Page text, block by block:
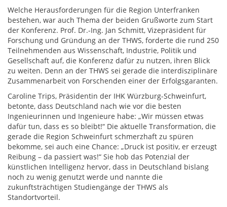
Welche Herausforderungen für die Region Unterfranken
bestehen, war auch Thema der beiden Grußworte zum Start
der Konferenz. Prof. Dr.-Ing. Jan Schmitt, Vizepräsident für
Forschung und Gründung an der THWS, forderte die rund 250
Teilnehmenden aus Wissenschaft, Industrie, Politik und
Gesellschaft auf, die Konferenz dafür zu nutzen, ihren Blick
zu weiten. Denn an der THWS sei gerade die interdisziplinäre
Zusammenarbeit von Forschenden einer der Erfolgsgaranten.
Caroline Trips, Präsidentin der IHK Würzburg-Schweinfurt,
betonte, dass Deutschland nach wie vor die besten
Ingenieurinnen und Ingenieure habe: „Wir müssen etwas
dafür tun, dass es so bleibt!“ Die aktuelle Transformation, die
gerade die Region Schweinfurt schmerzhaft zu spüren
bekomme, sei auch eine Chance: „Druck ist positiv, er erzeugt
Reibung – da passiert was!“ Sie hob das Potenzial der
künstlichen Intelligenz hervor, dass in Deutschland bislang
noch zu wenig genutzt werde und nannte die
zukunftsträchtigen Studiengänge der THWS als
Standortvorteil.